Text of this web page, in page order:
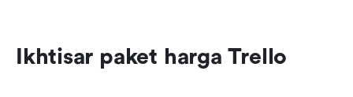
Ikhtisar paket harga Trello